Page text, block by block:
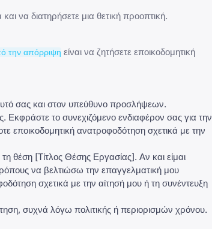
να διατηρήσετε μια θετική προοπτική.
την απόρριψη είναι να ζητήσετε εποικοδομητική
σας και στον υπεύθυνο προσλήψεων.
Εκφράστε το συνεχιζόμενο ενδιαφέρον σας για την
εποικοδομητική ανατροφοδότηση σχετικά με την
θέση [Τίτλος Θέσης Εργασίας]. Αν και είμαι
να βελτιώσω την επαγγελματική μου
σχετικά με την αίτησή μου ή τη συνέντευξη
συχνά λόγω πολιτικής ή περιορισμών χρόνου.